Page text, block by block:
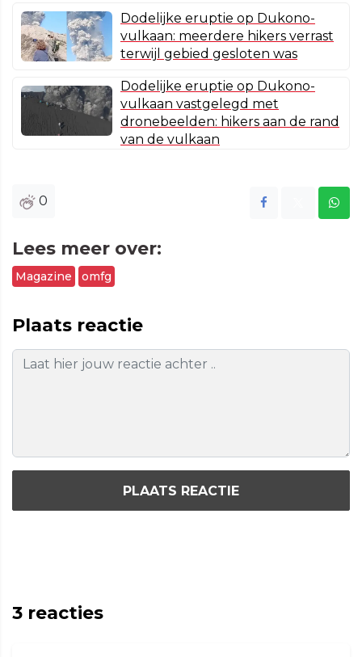
Dodelijke eruptie op Dukono-
vulkaan: meerdere hikers verrast
terwijl gebied gesloten was
Dodelijke eruptie op Dukono-
vulkaan vastgelegd met
dronebeelden: hikers aan de rand
van de vulkaan
0
Lees meer over:
Magazine omfg
Plaats reactie
PLAATS REACTIE
3 reacties